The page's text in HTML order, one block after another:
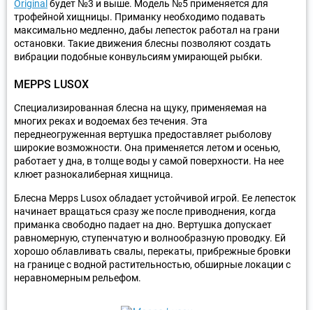
Original будет №3 и выше. Модель №5 применяется для
трофейной хищницы. Приманку необходимо подавать
максимально медленно, дабы лепесток работал на грани
остановки. Такие движения блесны позволяют создать
вибрации подобные конвульсиям умирающей рыбки.
MEPPS LUSOX
Специализированная блесна на щуку, применяемая на
многих реках и водоемах без течения. Эта
переднеогруженная вертушка предоставляет рыболову
широкие возможности. Она применяется летом и осенью,
работает у дна, в толще воды у самой поверхности. На нее
клюет разнокалиберная хищница.
Блесна Mepps Lusox обладает устойчивой игрой. Ее лепесток
начинает вращаться сразу же после приводнения, когда
приманка свободно падает на дно. Вертушка допускает
равномерную, ступенчатую и волнообразную проводку. Ей
хорошо облавливать свалы, перекаты, прибрежные бровки
на границе с водной растительностью, обширные локации с
неравномерным рельефом.